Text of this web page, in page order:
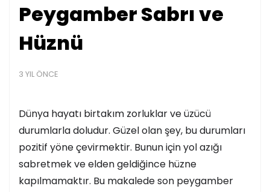
Peygamber Sabrı ve
Hüznü
3 YIL ÖNCE
Dünya hayatı birtakım zorluklar ve üzücü
durumlarla doludur. Güzel olan şey, bu durumları
pozitif yöne çevirmektir. Bunun için yol azığı
sabretmek ve elden geldiğince hüzne
kapılmamaktır. Bu makalede son peygamber